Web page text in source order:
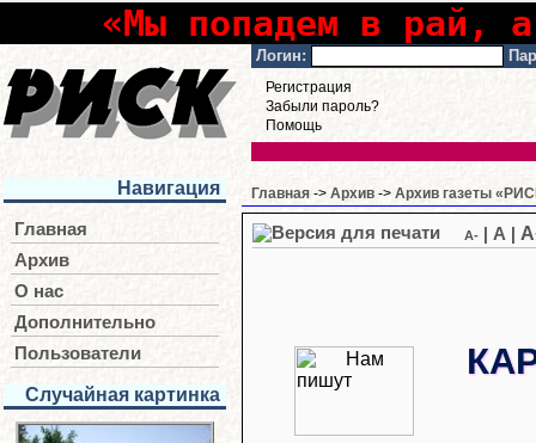
«Мы попадем в рай,
Логин:
Регистрация
Забыли пароль?
Помощь
Навигация
Главная
Архив
О нас
Дополнительно
Пользователи
Случайная картинка
Главная -> Архив -> Архив газеты
A- A